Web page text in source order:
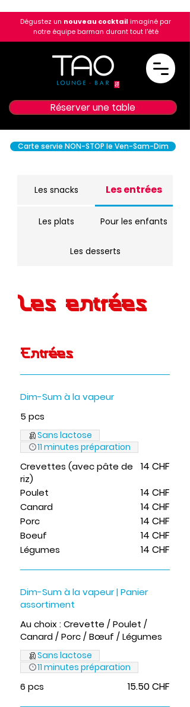
Réserver une table
Dégustez un nouveau cocktail imaginé par
notre équipe barman durant tout l'été
Les snacks Les entrées
Les plats Pour les enfants
Les desserts
Les entrées
Entrées
Dim-Sum à la vapeur
5 pcs
Crevettes (avec pâte de
riz)
14 CHF
Poulet 14 CHF
Canard 14 CHF
Porc 14 CHF
Boeuf 14 CHF
Légumes 14 CHF
Sans lactose
11 minutes préparation
Dim-Sum à la vapeur | Panier
assortiment
Au choix : Crevette / Poulet /
Canard / Porc / Bœuf / Légumes
6 pcs 15.50 CHF
Sans lactose
11 minutes préparation
Carte servie NON-STOP le Ven-Sam-Dim